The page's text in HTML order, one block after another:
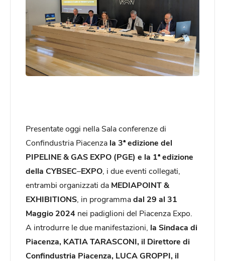
Presentate oggi nella Sala conferenze di
Confindustria Piacenza la 3ª edizione del
PIPELINE & GAS EXPO (PGE) e la 1ª edizione
della CYBSEC–EXPO , i due eventi collegati,
entrambi organizzati da MEDIAPOINT &
EXHIBITIONS , in programmadal 29 al 31
Maggio 2024 nei padiglioni del Piacenza Expo.
A introdurre le due manifestazioni, la Sindaca di
Piacenza, KATIA TARASCONI, il Direttore di
Confindustria Piacenza, LUCA GROPPI, il